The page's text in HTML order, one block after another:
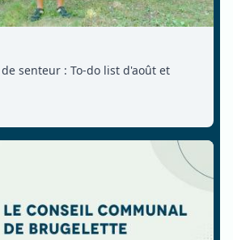
senteur : To-do list d'août et